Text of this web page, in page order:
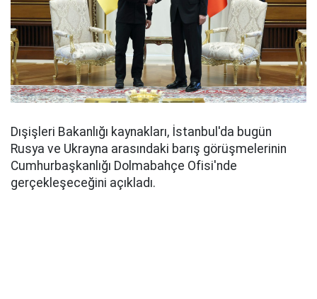
Dışişleri Bakanlığı kaynakları, İstanbul'da bugün
Rusya ve Ukrayna arasındaki barış görüşmelerinin
Cumhurbaşkanlığı Dolmabahçe Ofisi'nde
gerçekleşeceğini açıkladı.